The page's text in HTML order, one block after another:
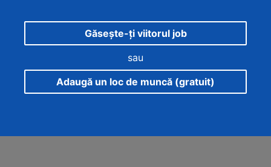
Găsește-ți viitorul job
sau
Adaugă un loc de muncă (gratuit)